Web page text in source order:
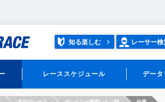
知る楽しむ レーサー検
レーススケジュール デー